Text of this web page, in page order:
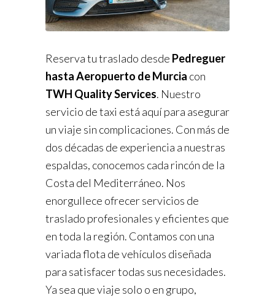
Reserva tu traslado desde Pedreguer
hasta Aeropuerto de Murcia con
TWH Quality Services. Nuestro
servicio de taxi está aquí para asegurar
un viaje sin complicaciones. Con más de
dos décadas de experiencia a nuestras
espaldas, conocemos cada rincón de la
Costa del Mediterráneo. Nos
enorgullece ofrecer servicios de
traslado profesionales y eficientes que
en toda la región. Contamos con una
variada flota de vehículos diseñada
para satisfacer todas sus necesidades.
Ya sea que viaje solo o en grupo,